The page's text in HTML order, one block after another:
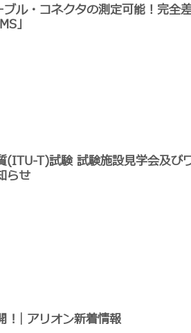
ル・コネクタの測定可能！完全
」
(ITU-T)試験 試験施設見学会及び
らせ
!｜アリオン新着情報